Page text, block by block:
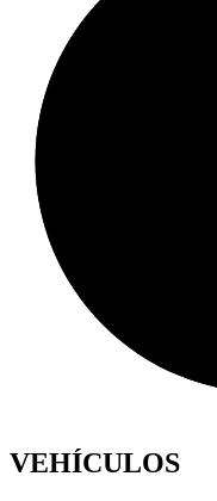
VEHÍCULOS